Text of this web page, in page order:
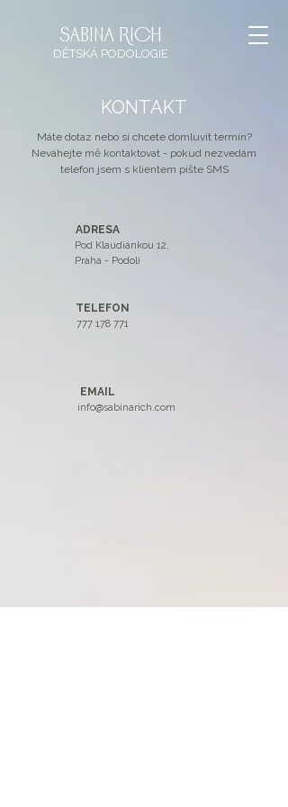
sabina rich
DĚTSKÁ PODOLOGIE
KONTAKT
Máte dotaz nebo si chcete domluvit termín?
Neváhejte mě kontaktovat - pokud nezvedám
telefon jsem s klientem pište SMS
ADRESA
Pod Klaudiánkou 12,
Praha - Podolí
TELEFON
777 178 771
EMAIL
info@sabinarich.com